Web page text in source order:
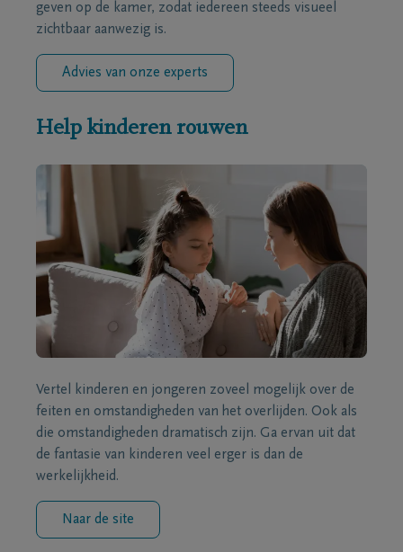
geven op de kamer, zodat iedereen steeds visueel
zichtbaar aanwezig is.
Advies van onze experts
Help kinderen rouwen
Vertel kinderen en jongeren zoveel mogelijk over de
feiten en omstandigheden van het overlijden. Ook als
die omstandigheden dramatisch zijn. Ga ervan uit dat
de fantasie van kinderen veel erger is dan de
werkelijkheid.
Naar de site